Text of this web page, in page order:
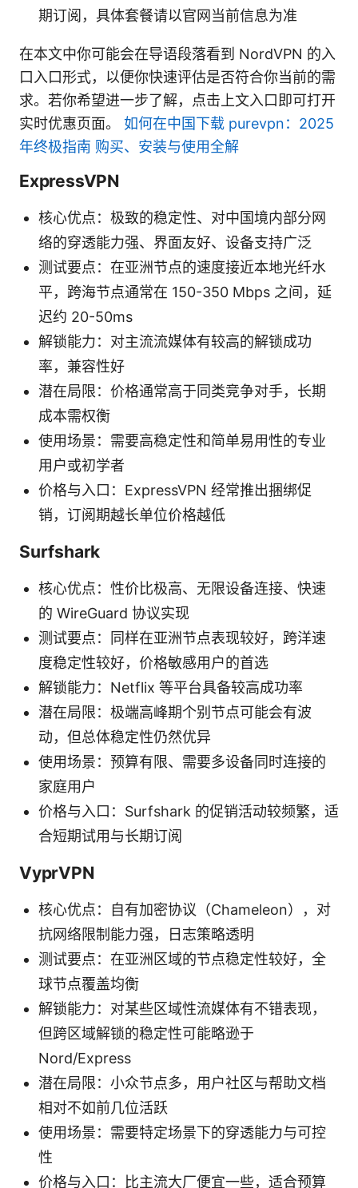
期订阅，具体套餐请以官网当前信息为准
在本文中你可能会在导语段落看到 NordVPN 的入
口入口形式，以便你快速评估是否符合你当前的需
求。若你希望进一步了解，点击上文入口即可打开
实时优惠页面。 如何在中国下载 purevpn：2025
年终极指南 购买、安装与使用全解
ExpressVPN
核心优点：极致的稳定性、对中国境内部分网
络的穿透能力强、界面友好、设备支持广泛
测试要点：在亚洲节点的速度接近本地光纤水
平，跨海节点通常在 150-350 Mbps 之间，延
迟约 20-50ms
解锁能力：对主流流媒体有较高的解锁成功
率，兼容性好
潜在局限：价格通常高于同类竞争对手，长期
成本需权衡
使用场景：需要高稳定性和简单易用性的专业
用户或初学者
价格与入口：ExpressVPN 经常推出捆绑促
销，订阅期越长单位价格越低
Surfshark
核心优点：性价比极高、无限设备连接、快速
的 WireGuard 协议实现
测试要点：同样在亚洲节点表现较好，跨洋速
度稳定性较好，价格敏感用户的首选
解锁能力：Netflix 等平台具备较高成功率
潜在局限：极端高峰期个别节点可能会有波
动，但总体稳定性仍然优异
使用场景：预算有限、需要多设备同时连接的
家庭用户
价格与入口：Surfshark 的促销活动较频繁，适
合短期试用与长期订阅
VyprVPN
核心优点：自有加密协议（Chameleon），对
抗网络限制能力强，日志策略透明
测试要点：在亚洲区域的节点稳定性较好，全
球节点覆盖均衡
解锁能力：对某些区域性流媒体有不错表现，
但跨区域解锁的稳定性可能略逊于
Nord/Express
潜在局限：小众节点多，用户社区与帮助文档
相对不如前几位活跃
使用场景：需要特定场景下的穿透能力与可控
性
价格与入口：比主流大厂便宜一些，适合预算